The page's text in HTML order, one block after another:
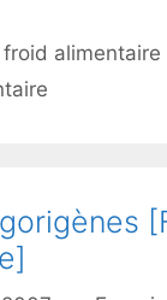
froid alimentaire